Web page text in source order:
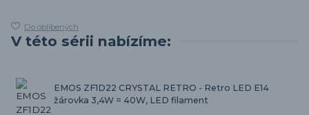
Do oblíbených
V této sérii nabízíme:
EMOS ZF1D22 CRYSTAL RETRO - Retro LED E14
žárovka 3,4W = 40W, LED filament